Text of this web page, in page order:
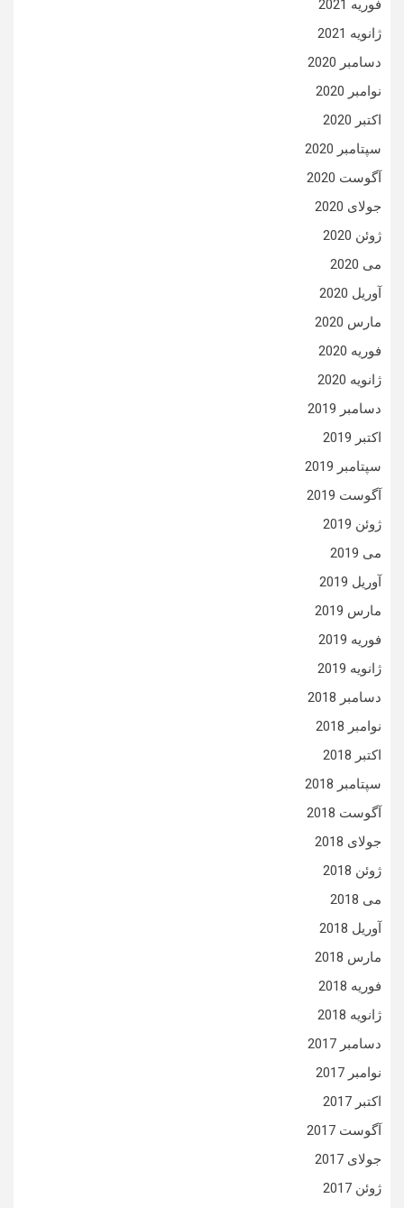
فوریه 2021
ژانویه 2021
دسامبر 2020
نوامبر 2020
اکتبر 2020
سپتامبر 2020
آگوست 2020
جولای 2020
ژوئن 2020
می 2020
آوریل 2020
مارس 2020
فوریه 2020
ژانویه 2020
دسامبر 2019
اکتبر 2019
سپتامبر 2019
آگوست 2019
ژوئن 2019
می 2019
آوریل 2019
مارس 2019
فوریه 2019
ژانویه 2019
دسامبر 2018
نوامبر 2018
اکتبر 2018
سپتامبر 2018
آگوست 2018
جولای 2018
ژوئن 2018
می 2018
آوریل 2018
مارس 2018
فوریه 2018
ژانویه 2018
دسامبر 2017
نوامبر 2017
اکتبر 2017
آگوست 2017
جولای 2017
ژوئن 2017